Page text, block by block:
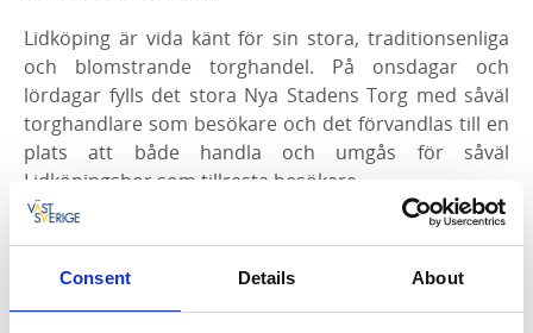
Consent Details About
Lidköping är vida känt för sin stora, traditionsenliga
och blomstrande torghandel. På onsdagar och
lördagar fylls det stora Nya Stadens Torg med såväl
torghandlare som besökare och det förvandlas till en
plats att både handla och umgås för såväl
Lidköpingsbor som tillresta besökare.
Här kan man köpa allt från blommor, ost, mat- och
säsong finns här även försäljning av svamp, bär, frukt
och grönsaker från lokala odlare.